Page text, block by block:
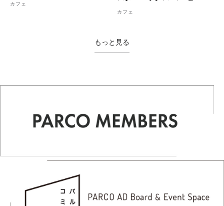
カフェ
カフェ
もっと見る